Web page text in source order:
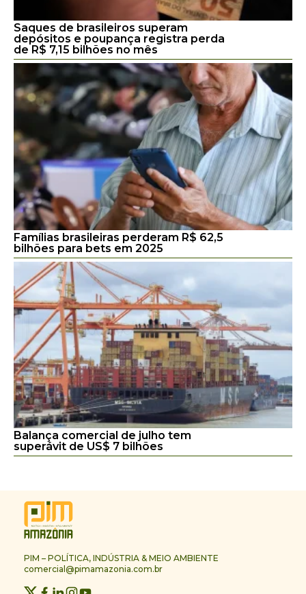
Saques de brasileiros superam
depósitos e poupança registra perda
de R$ 7,15 bilhões no mês
Famílias brasileiras perderam R$ 62,5
bilhões para bets em 2025
Balança comercial de julho tem
superávit de US$ 7 bilhões
PIM – POLÍTICA, INDÚSTRIA & MEIO AMBIENTE
comercial@pimamazonia.com.br